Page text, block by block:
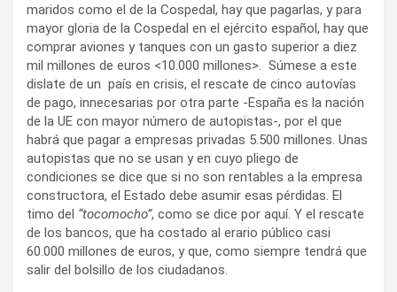
maridos como el de la Cospedal, hay que pagarlas, y para
mayor gloria de la Cospedal en el ejército español, hay que
comprar aviones y tanques con un gasto superior a diez
mil millones de euros <10.000 millones>. Súmese a este
dislate de un país en crisis, el rescate de cinco autovías
de pago, innecesarias por otra parte -España es la nación
de la UE con mayor número de autopistas-, por el que
habrá que pagar a empresas privadas 5.500 millones. Unas
autopistas que no se usan y en cuyo pliego de
condiciones se dice que si no son rentables a la empresa
constructora, el Estado debe asumir esas pérdidas. El
timo del “tocomocho”, como se dice por aquí. Y el rescate
de los bancos, que ha costado al erario público casi
60.000 millones de euros, y que, como siempre tendrá que
salir del bolsillo de los ciudadanos.